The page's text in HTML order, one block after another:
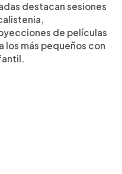
destacan sesiones
de películas
los más pequeños con